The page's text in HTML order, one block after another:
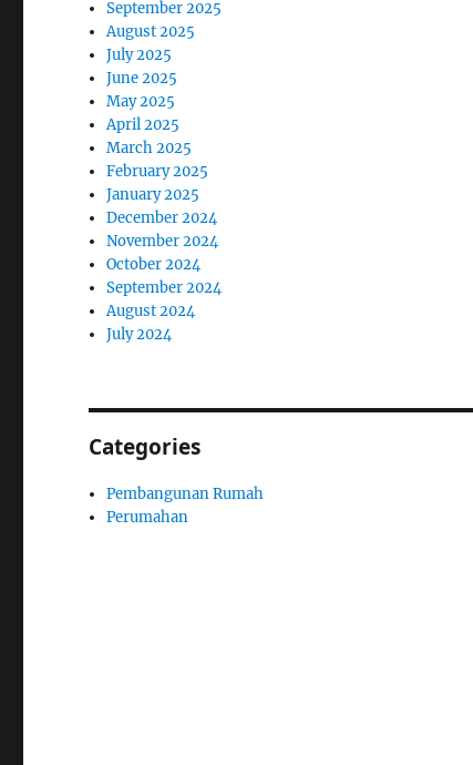
September 2025
August 2025
July 2025
June 2025
May 2025
April 2025
March 2025
February 2025
January 2025
December 2024
November 2024
October 2024
September 2024
August 2024
July 2024
Categories
Pembangunan Rumah
Perumahan